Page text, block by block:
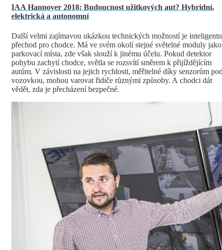
IAA Hannover 2018: Budoucnost užitkových aut? Hybridní,
elektrická a autonomní
Další velmi zajímavou ukázkou technických možností je
přechod pro chodce. Má ve svém okolí stejné světelné moduly jako
parkovací místa, zde však slouží k jinému účelu. Pokud detektor
pohybu zachytí chodce, světla se rozsvítí směrem k přijíždějícím
autům. V závislosti na jejich rychlosti, měřitelné díky senzorům
vozovkou, mohou varovat řidiče různými způsoby. A chodci dát
vědět, zda je přecházení bezpečné.